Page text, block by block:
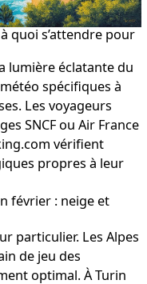
quoi s’attendre pour
lumière éclatante du
spécifiques à
Les voyageurs
SNCF ou Air France
vérifient
propres à leur
février : neige et
particulier. Les Alpes
de jeu des
optimal. À Turin